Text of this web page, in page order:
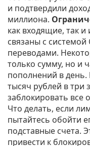
и подтвердили
миллиона.
как входящие, так
связаны с
переводами.
только сумму, но и
пополнений в день.
тысяч рублей в три
заблокировать все
Что делать, если
пытайтесь обойти
подставные счета.
привести к